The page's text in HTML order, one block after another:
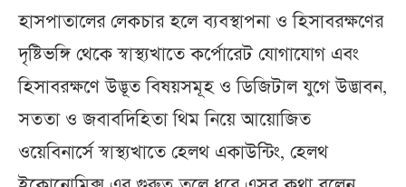
হাসপাতালের লেকচার হলে ব্যবস্থাপনা ও হিসাবরক্ষণের
দৃষ্টিভঙ্গি থেকে স্বাস্থ্যখাতে কর্পোরেট যোগাযোগ এবং
হিসাবরক্ষণে উদ্ভূত বিষয়সমূহ ও ডিজিটাল যুগে উদ্ভাবন,
সততা ও জবাবদিহিতা থিম নিয়ে আয়োজিত
ওয়েবিনার্সে স্বাস্থ্যখাতে হেলথ একাউন্টিং, হেলথ